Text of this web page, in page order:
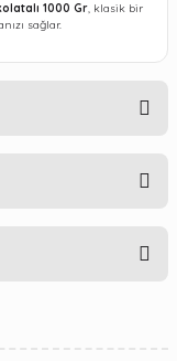
1000 Gr, klasik bir
sağlar.